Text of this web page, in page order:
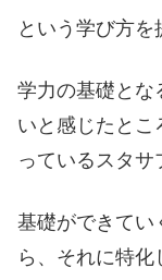
という学び方を
学力の基礎とな
いと感じたとこ
っているスタサ
基礎ができてい
ら、それに特化